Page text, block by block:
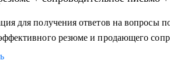
которая закроет вопросы
переход или выход на новый уровень
рынок и своё место в нем -
для получения ответов на вопросы
резюме и продающего